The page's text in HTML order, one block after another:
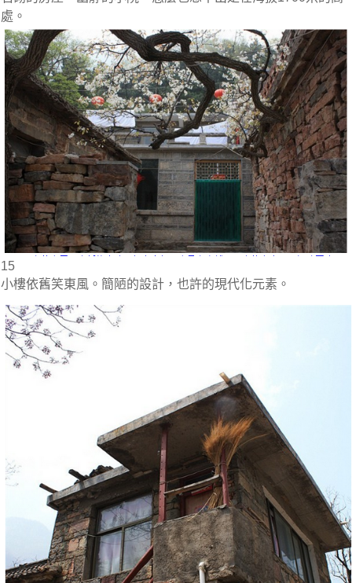
處。
15
小樓依舊笑東風。簡陋的設計，也許的現代化元素。